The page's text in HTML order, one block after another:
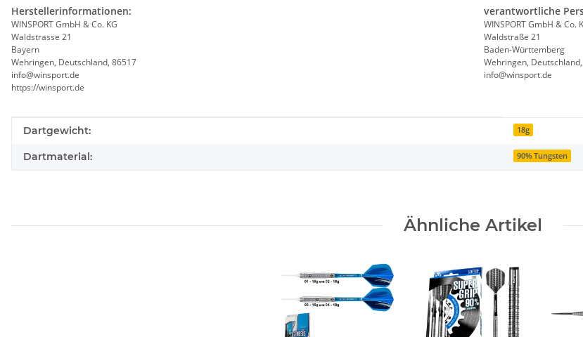
Herstellerinformationen:
WINSPORT GmbH & Co. KG
Waldstrasse 21
Bayern
Wehringen, Deutschland, 86517
info@winsport.de
https://winsport.de
verantwortliche
WINSPORT GmbH & Co.
Waldstraße 21
Baden-Württemberg
Wehringen,
info@winsport.de
Produkteigenschaft
Wert
Dartgewicht: 18g
Dartmaterial: 90% Tungsten
Ähnliche Artikel